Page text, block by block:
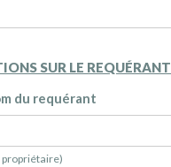
SUR LE REQUÉRANT
du requérant